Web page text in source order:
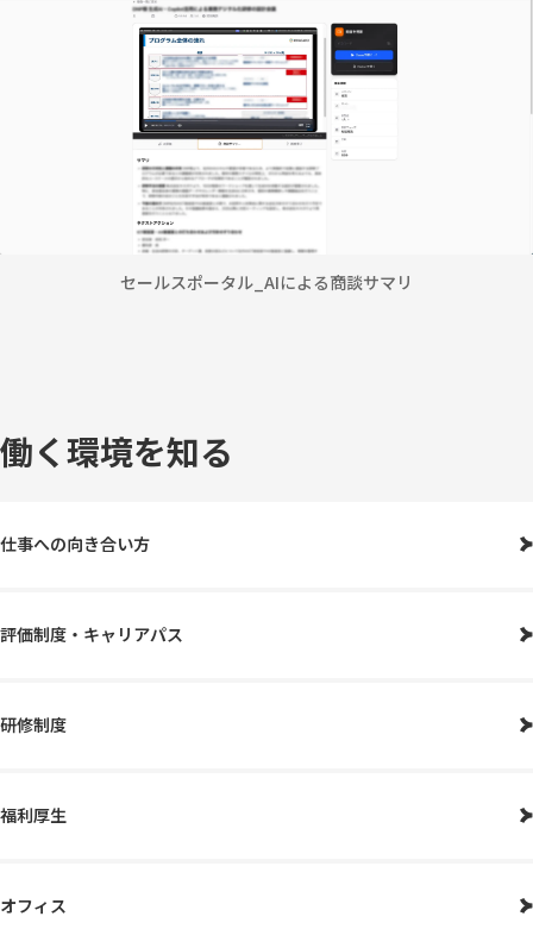
セールスポータル_AIによる商談サマリ
働く環境を知る
仕事への向き合い方
評価制度・キャリアパス
研修制度
福利厚生
オフィス